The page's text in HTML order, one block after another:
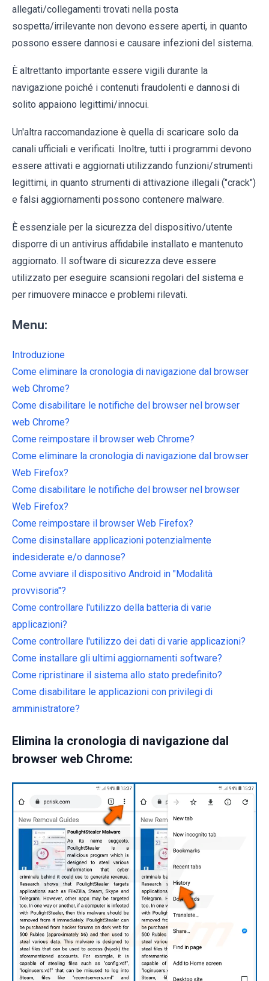
allegati/collegamenti trovati nella posta
sospetta/irrilevante non devono essere aperti, in quanto
possono essere dannosi e causare infezioni del sistema.
È altrettanto importante essere vigili durante la
navigazione poiché i contenuti fraudolenti e dannosi di
solito appaiono legittimi/innocui.
Un'altra raccomandazione è quella di scaricare solo da
canali ufficiali e verificati. Inoltre, tutti i programmi devono
essere attivati e aggiornati utilizzando funzioni/strumenti
legittimi, in quanto strumenti di attivazione illegali ("crack")
e falsi aggiornamenti possono contenere malware.
È essenziale per la sicurezza del dispositivo/utente
disporre di un antivirus affidabile installato e mantenuto
aggiornato. Il software di sicurezza deve essere
utilizzato per eseguire scansioni regolari del sistema e
per rimuovere minacce e problemi rilevati.
Menu:
Introduzione
Come eliminare la cronologia di navigazione dal browser
web Chrome?
Come disabilitare le notifiche del browser nel browser
web Chrome?
Come reimpostare il browser web Chrome?
Come eliminare la cronologia di navigazione dal browser
Web Firefox?
Come disabilitare le notifiche del browser nel browser
Web Firefox?
Come reimpostare il browser Web Firefox?
Come disinstallare applicazioni potenzialmente
indesiderate e/o dannose?
Come avviare il dispositivo Android in "Modalità
provvisoria"?
Come controllare l'utilizzo della batteria di varie
applicazioni?
Come controllare l'utilizzo dei dati di varie applicazioni?
Come installare gli ultimi aggiornamenti software?
Come ripristinare il sistema allo stato predefinito?
Come disabilitare le applicazioni con privilegi di
amministratore?
Elimina la cronologia di navigazione dal
browser web Chrome: